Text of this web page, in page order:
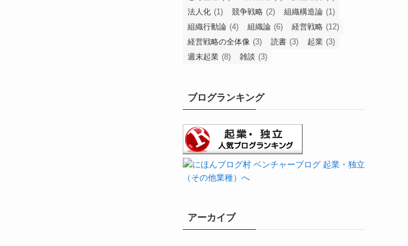
法人化 (1) 競争戦略 (2) 組織構造論 (1)
組織行動論 (4) 組織論 (6) 経営戦略 (12)
経営戦略の全体像 (3) 読書 (3) 起業 (3)
週末起業 (8) 雑談 (3)
ブログランキング
アーカイブ